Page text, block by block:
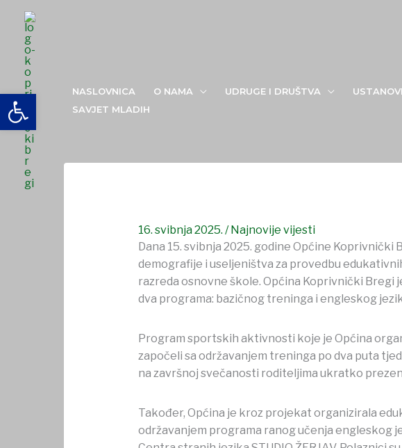
Open toolbar
content
NASLOVNICA O NAMA UDRUGE I DRUŠTVA
SAVJET MLADIH
16. svibnja 2025. / Najnovije vijesti
Dana 15. svibnja 2025. godine Općine
demografije i useljeništva za provedbu
razreda osnovne škole. Općina Koprivnički
dva programa: bazičnog treninga i engleskog
Program sportskih aktivnosti koje je Općina
započeli sa održavanjem treninga po dva puta
na završnoj svečanosti roditeljima ukratko
Također, Općina je kroz projekat organizirala
održavanjem programa ranog učenja engleskog